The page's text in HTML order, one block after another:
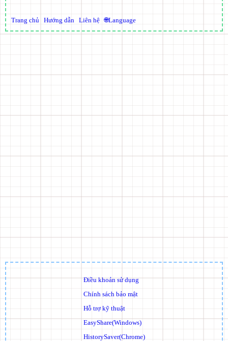
Trang chủ Hướng dẫn Liên hệ 🌐Language
Điều khoản sử dụng
Chính sách bảo mật
Hỗ trợ kỹ thuật
EasyShare(Windows)
HistorySaver(Chrome)